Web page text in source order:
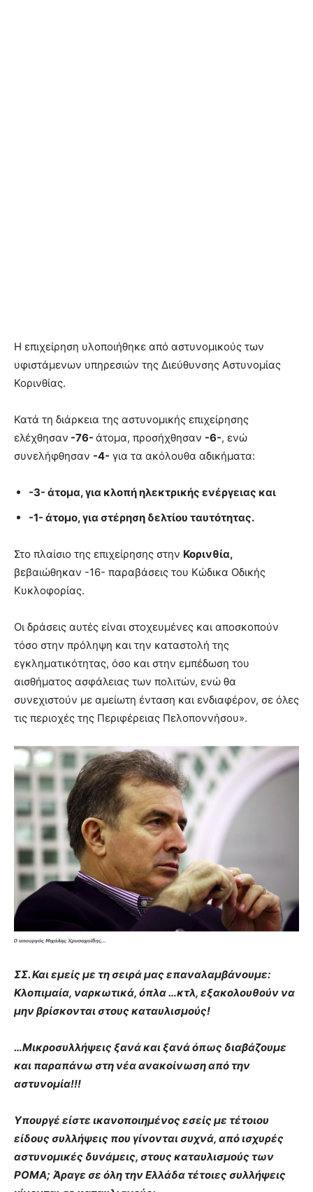
Η επιχείρηση υλοποιήθηκε από αστυνομικούς των
υφιστάμενων υπηρεσιών της Διεύθυνσης Αστυνομίας
Κορινθίας.
Κατά τη διάρκεια της αστυνομικής επιχείρησης
ελέχθησαν -76- άτομα, προσήχθησαν -6-, ενώ
συνελήφθησαν -4- για τα ακόλουθα αδικήματα:
-3- άτομα, για κλοπή ηλεκτρικής ενέργειας και
-1- άτομο, για στέρηση δελτίου ταυτότητας.
Στο πλαίσιο της επιχείρησης στην Κορινθία,
βεβαιώθηκαν -16- παραβάσεις του Κώδικα Οδικής
Κυκλοφορίας.
Οι δράσεις αυτές είναι στοχευμένες και αποσκοπούν
τόσο στην πρόληψη και την καταστολή της
εγκληματικότητας, όσο και στην εμπέδωση του
αισθήματος ασφάλειας των πολιτών, ενώ θα
συνεχιστούν με αμείωτη ένταση και ενδιαφέρον, σε όλες
τις περιοχές της Περιφέρειας Πελοποννήσου».
ΣΣ. Και εμείς με τη σειρά μας επαναλαμβάνουμε:
Κλοπιμαία, ναρκωτικά, όπλα …κτλ, εξακολουθούν να
μην βρίσκονται στους καταυλισμούς!
…Μικροσυλλήψεις ξανά και ξανά όπως διαβάζουμε
και παραπάνω στη νέα ανακοίνωση από την
αστυνομία!!!
Υπουργέ είστε ικανοποιημένος εσείς με τέτοιου
είδους συλλήψεις που γίνονται συχνά, από ισχυρές
αστυνομικές δυνάμεις, στους καταυλισμούς των
ΡΟΜΑ; Άραγε σε όλη την Ελλάδα τέτοιες συλλήψεις